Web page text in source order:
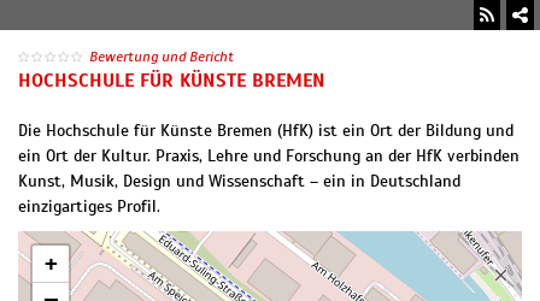
Bewertung und Bericht
HOCHSCHULE FÜR KÜNSTE BREMEN
Die Hochschule für Künste Bremen (HfK) ist ein Ort der Bildung und
ein Ort der Kultur. Praxis, Lehre und Forschung an der HfK verbinden
Kunst, Musik, Design und Wissenschaft – ein in Deutschland
einzigartiges Profil.
+